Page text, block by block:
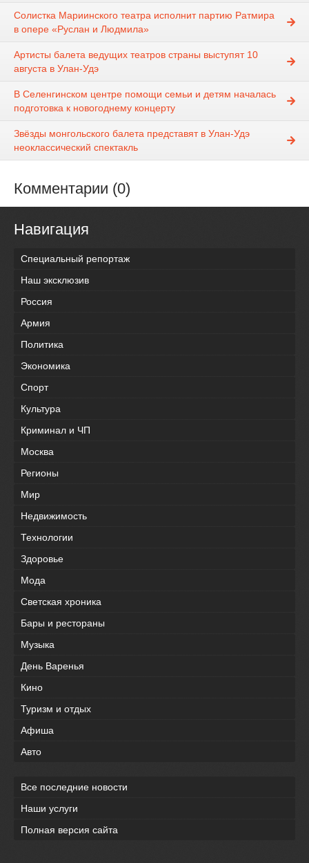
Солистка Мариинского театра исполнит партию Ратмира
в опере «Руслан и Людмила»
Артисты балета ведущих театров страны выступят 10
августа в Улан-Удэ
В Селенгинском центре помощи семьи и детям началась
подготовка к новогоднему концерту
Звёзды монгольского балета представят в Улан-Удэ
неоклассический спектакль
Комментарии (0)
Навигация
Специальный репортаж
Наш эксклюзив
Россия
Армия
Политика
Экономика
Спорт
Культура
Криминал и ЧП
Москва
Регионы
Мир
Недвижимость
Технологии
Здоровье
Мода
Светская хроника
Бары и рестораны
Музыка
День Варенья
Кино
Туризм и отдых
Афиша
Авто
Все последние новости
Наши услуги
Полная версия сайта